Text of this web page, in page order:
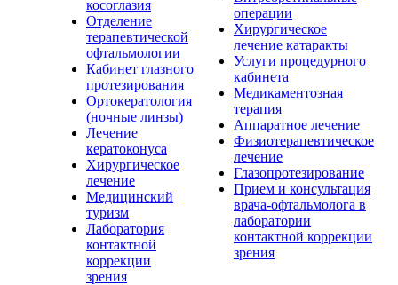
косоглазия
Отделение
терапевтической
офтальмологии
Кабинет глазного
протезирования
Ортокератология
(ночные линзы)
Лечение
кератоконуса
Хирургическое
лечение
Медицинский
туризм
Лаборатория
контактной
коррекции
зрения
операции
Хирургическое
лечение катаракты
Услуги процедурного
кабинета
Медикаментозная
терапия
Аппаратное лечение
Физиотерапевтическое
лечение
Глазопротезирование
Прием и консультация
врача-офтальмолога в
лаборатории
контактной коррекции
зрения